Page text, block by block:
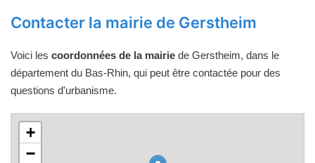
Contacter la mairie de Gerstheim
Voici les coordonnées de la mairie de Gerstheim, dans le
département du Bas-Rhin, qui peut être contactée pour des
questions d'urbanisme.
+
−